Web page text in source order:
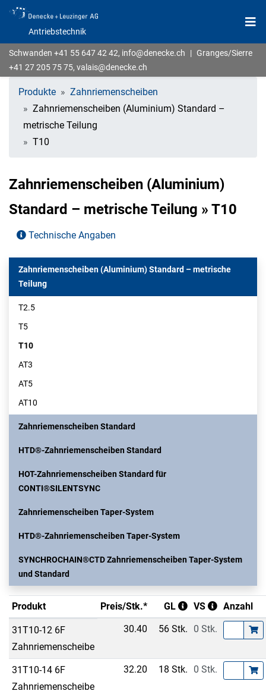
Antriebstechnik
Schwanden +41 55 647 42 42, info@denecke.ch | Granges/Sierre
+41 27 205 75 75, valais@denecke.ch
Produkte
Zahnriemenscheiben
Zahnriemenscheiben (Aluminium) Standard –
metrische Teilung
T10
Zahnriemenscheiben (Aluminium)
Standard – metrische Teilung » T10
Technische Angaben
Zahnriemenscheiben (Aluminium) Standard – metrische
Teilung
T2.5
T5
T10
AT3
AT5
AT10
Zahnriemenscheiben Standard
HTD®-Zahnriemenscheiben Standard
HOT-Zahnriemenscheiben Standard für
CONTI®SILENTSYNC
Zahnriemenscheiben Taper-System
HTD®-Zahnriemenscheiben Taper-System
SYNCHROCHAIN®CTD Zahnriemenscheiben Taper-System
und Standard
Produkt Preis/Stk.* GL VS Anzahl
31T10-12 6F
Zahnriemenscheibe
30.40 56 Stk. 0 Stk.
31T10-14 6F
Zahnriemenscheibe
32.20 18 Stk. 0 Stk.